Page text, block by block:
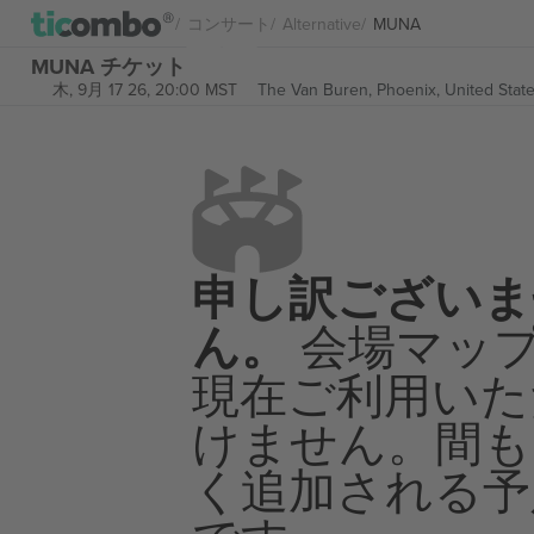
コンサート Alternative MUNA
MUNA チケット
木, 9月 17 26, 20:00 MST The Van Buren, Phoenix, United
申し訳ござい
ん。 会場マッ
現在ご利用い
けません。間
く追加される